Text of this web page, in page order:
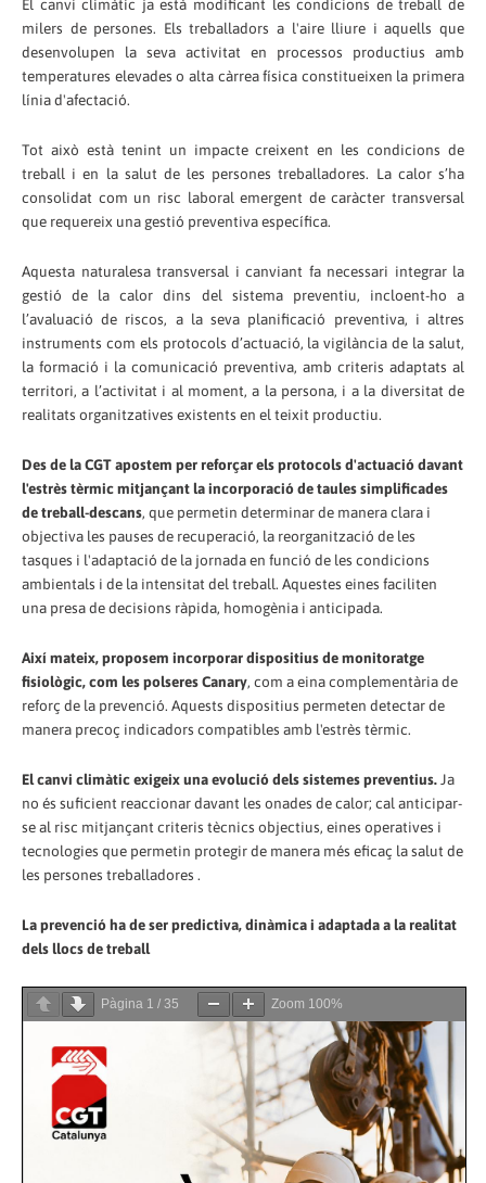
El canvi climàtic ja està modificant les condicions de treball de
milers de persones. Els treballadors a l'aire lliure i aquells que
desenvolupen la seva activitat en processos productius amb
temperatures elevades o alta càrrea física constitueixen la primera
línia d'afectació.
Tot això està tenint un impacte creixent en les condicions de
treball i en la salut de les persones treballadores. La calor s’ha
consolidat com un risc laboral emergent de caràcter transversal
que requereix una gestió preventiva específica.
Aquesta naturalesa transversal i canviant fa necessari integrar la
gestió de la calor dins del sistema preventiu, incloent-ho a
l’avaluació de riscos, a la seva planificació preventiva, i altres
instruments com els protocols d’actuació, la vigilància de la salut,
la formació i la comunicació preventiva, amb criteris adaptats al
territori, a l’activitat i al moment, a la persona, i a la diversitat de
realitats organitzatives existents en el teixit productiu.
Des de la CGT apostem per reforçar els protocols d'actuació davant
l'estrès tèrmic mitjançant la incorporació detaules simplificades
de treball-descans, que permetin determinar de manera clara i
objectiva les pauses de recuperació, la reorganització de les
tasques i l'adaptació de la jornada en funció de les condicions
ambientals i de la intensitat del treball. Aquestes eines faciliten
una presa de decisions ràpida, homogènia i anticipada.
Així mateix, proposem incorporar dispositius de monitoratge
fisiològic, com les polseres Canary, com a eina complementària de
reforç de la prevenció. Aquests dispositius permeten detectar de
manera precoç indicadors compatibles amb l'estrès tèrmic.
El canvi climàtic exigeix una evolució dels sistemes preventius. Ja
no és suficient reaccionar davant les onades de calor; cal anticipar-
se al risc mitjançant criteris tècnics objectius, eines operatives i
tecnologies que permetin protegir de manera més eficaç la salut de
les persones treballadores .
La prevenció ha de ser predictiva, dinàmica i adaptada a la realitat
dels llocs de treball
Pàgina 1 / 35 Zoom 100%